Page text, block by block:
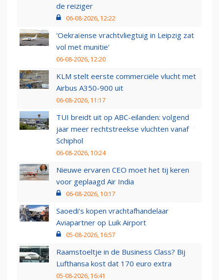
de reiziger
06-08-2026, 12:22
'Oekraïense vrachtvliegtuig in Leipzig zat
vol met munitie'
06-08-2026, 12:20
KLM stelt eerste commerciële vlucht met
Airbus A350-900 uit
06-08-2026, 11:17
TUI breidt uit op ABC-eilanden: volgend
jaar meer rechtstreekse vluchten vanaf
Schiphol
06-08-2026, 10:24
Nieuwe ervaren CEO moet het tij keren
voor geplaagd Air India
06-08-2026, 10:17
Saoedi’s kopen vrachtafhandelaar
Aviapartner op Luik Airport
05-08-2026, 16:57
Raamstoeltje in de Business Class? Bij
Lufthansa kost dat 170 euro extra
05-08-2026, 16:41